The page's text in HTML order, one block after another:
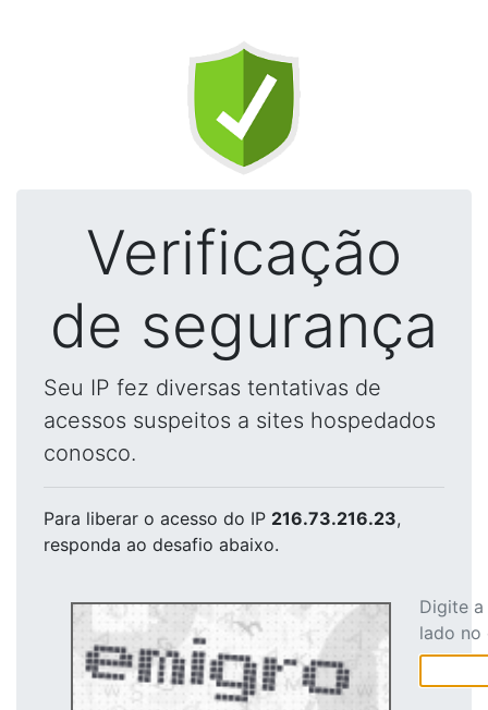
Verificação
de segurança
Seu IP fez diversas tentativas de
acessos suspeitos a sites hospedados
conosco.
Para liberar o acesso do IP 216.73.216.23,
responda ao desafio abaixo.
Digite
lado no